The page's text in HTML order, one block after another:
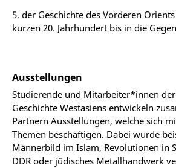
5. der Geschichte des Vorderen
kurzen 20. Jahrhundert bis in die
Ausstellungen
Studierende und Mitarbeiter*innen
Geschichte Westasiens entwickeln
Partnern Ausstellungen, welche sich
Themen beschäftigen. Dabei wurde
Männerbild im Islam, Revolutionen in
DDR oder jüdisches Metallhandwerk